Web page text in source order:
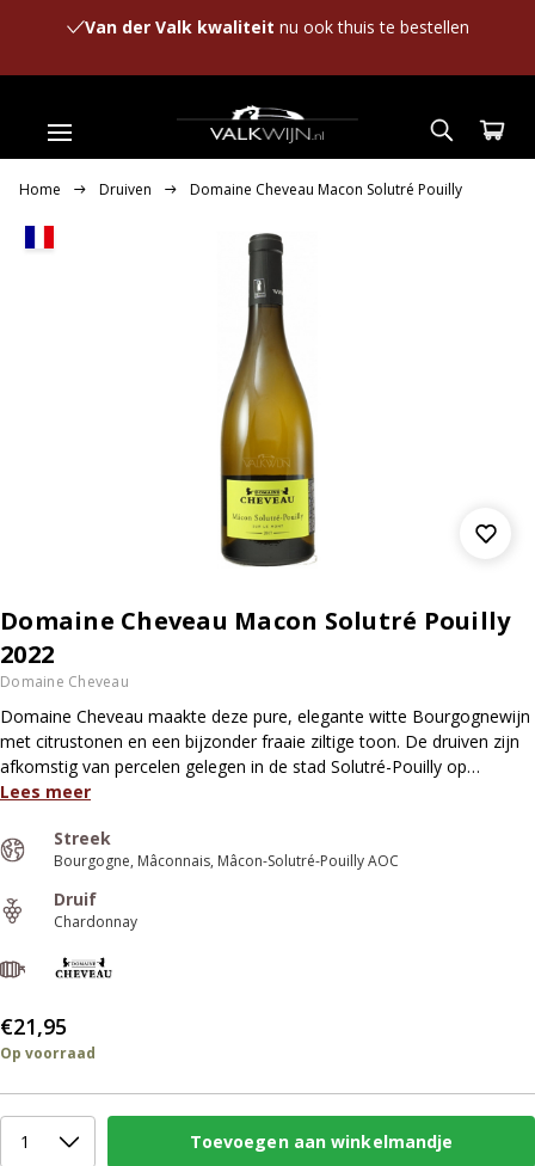
Van der Valk kwaliteit nu ook thuis te bestellen
Home Druiven Domaine Cheveau Macon Solutré Pouilly
Domaine Cheveau Macon Solutré Pouilly
2022
Domaine Cheveau
Domaine Cheveau maakte deze pure, elegante witte Bourgognewijn
met citrustonen en een bijzonder fraaie ziltige toon. De druiven zijn
afkomstig van percelen gelegen in de stad Solutré-Pouilly op…
Lees meer
Streek
Bourgogne Mâconnais Mâcon-Solutré-Pouilly AOC
Druif
Chardonnay
€21,95
Op voorraad